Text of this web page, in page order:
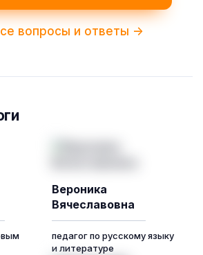
вопросы и ответы ->
Вероника
Вячеславовна
педагог по русскому языку
и литературе